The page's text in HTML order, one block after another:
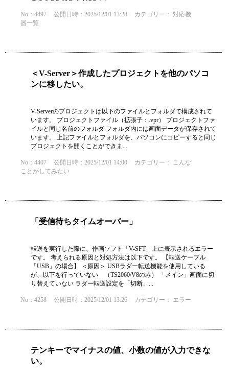
No：4497 公開日時：2025/12/01 13:28 カテゴリー： 対応機
器一覧
＜V-Server＞作成したプロジェクトを他のパソコ
ンに移したい。
V-Serverのプロジェクトは以下のファイルとフォルダで構成されて
います。 プロジェクトファイル（拡張子：.vpr） プロジェクトファ
イルと同じ名前のフォルダ フォルダ内には画面データが保存されて
います。 上記ファイルとフォルダを、パソコンにコピーすると同じ
プロジェクトを開くことができま...
No：4407 公開日時：2025/12/01 14:00 カテゴリー： こんな
ことがしてみたい
「受信待ちタイムオーバー」
転送を実行した際に、作画ソフト「V-SFT」上に表示されるエラー
です。 考えられる原因と対処方法は以下です。 【転送ケーブル
「USB」の場合】 ＜原因＞ USBラダー転送機能を使用している
が、以下を行っていない （TS2060/V8のみ） 「メイン」画面に切
り替えていない ラダー転送設定を「切断」...
No：4258 公開日時：2025/12/01 13:26 カテゴリー： エラー
テンキーでマイナスの値、小数の値が入力できな
い。